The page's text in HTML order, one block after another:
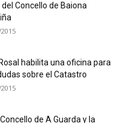
Concello de Baiona
habilita una oficina para
sobre el Catastro
de A Guarda y la